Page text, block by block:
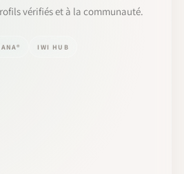
vérifiés et à la communauté.
IWI HUB